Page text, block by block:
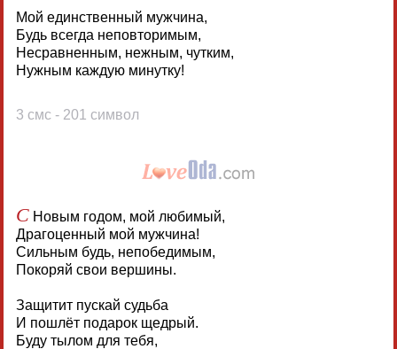
Мой единственный мужчина,
Будь всегда неповторимым,
Несравненным, нежным, чутким,
Нужным каждую минутку!
3 смс - 201 символ
СНовым годом, мой любимый,
Драгоценный мой мужчина!
Сильным будь, непобедимым,
Покоряй свои вершины.
Защитит пускай судьба
И пошлёт подарок щедрый.
Буду тылом для тебя,